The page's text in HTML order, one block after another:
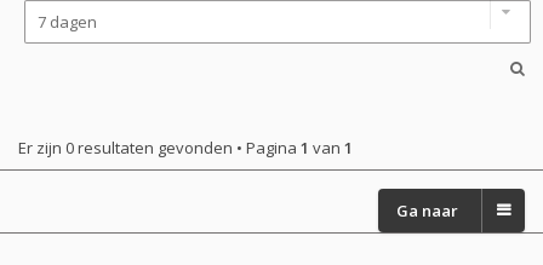
Er zijn 0 resultaten gevonden • Pagina 1 van 1
Ga naar